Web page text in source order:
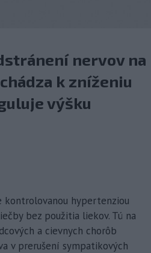
nervov na
k zníženiu
výšku
kontrolovanou hypertenziou
bez použitia liekov. Tú na
a cievnych chorôb
v prerušení sympatikových